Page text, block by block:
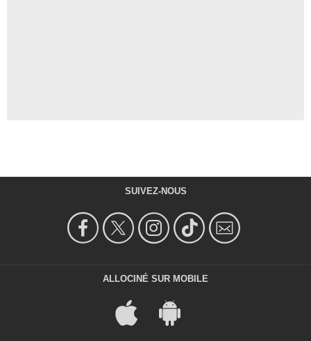
SUIVEZ-NOUS
ALLOCINÉ SUR MOBILE